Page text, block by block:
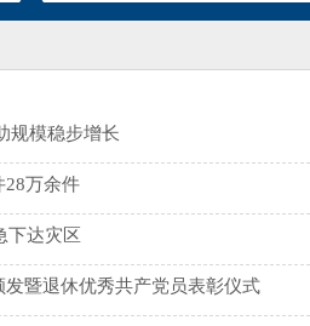
规模稳步增长
28万余件
下达灾区
暨退休优秀共产党员表彰仪式